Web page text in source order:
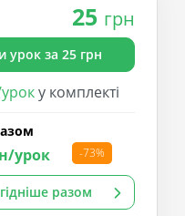
25 грн
урок за 25 грн
у комплекті
урок -73%
разом